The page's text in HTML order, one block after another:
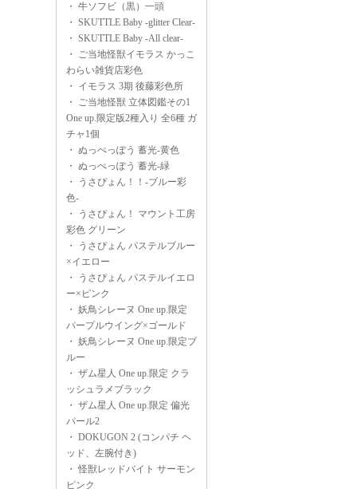
・ 牛ソフビ（黒）一頭
・ SKUTTLE Baby -glitter Clear-
・ SKUTTLE Baby -All clear-
・ ご当地怪獣イモラス かっこ
わらい雑貨店彩色
・ イモラス 3期 後藤彩色所
・ ご当地怪獣 立体図鑑その1
One up.限定版2種入り 全6種 ガ
チャ1個
・ ぬっぺっぽう 蓄光-黄色
・ ぬっぺっぽう 蓄光-緑
・
うさぴょん！！-ブルー彩
色-
・
うさぴょん！ マウント工房
彩色 グリーン
・
うさぴょん パステルブルー
×イエロー
・
うさぴょん パステルイエロ
ー×ピンク
・ 妖鳥シレーヌ One up.限定
パープルウイング×ゴールド
・ 妖鳥シレーヌ One up.限定ブ
ルー
・ ザム星人 One up.限定 クラ
ッシュラメブラック
・ ザム星人 One up.限定 偏光
パール2
・ DOKUGON 2 (コンパチ ヘ
ッド、左腕付き)
・怪獣レッドバイト サーモン
ピンク